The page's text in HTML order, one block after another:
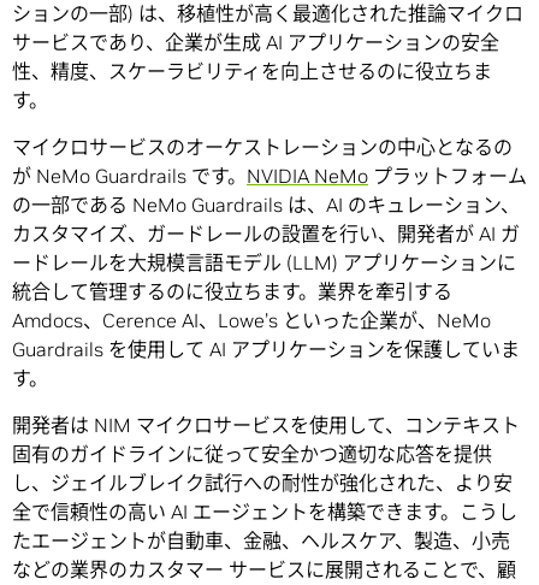
ションの一部) は、移植性が高く最適化された推論マイクロ
サービスであり、企業が生成 AI アプリケーションの安全
性、精度、スケーラビリティを向上させるのに役立ちま
す。
マイクロサービスのオーケストレーションの中心となるの
が NeMo Guardrails です。 NVIDIA NeMo プラットフォーム
の一部である NeMo Guardrails は、AI のキュレーション、
カスタマイズ、ガードレールの設置を行い、開発者が AI ガ
ードレールを大規模言語モデル (LLM) アプリケーションに
統合して管理するのに役立ちます。業界を牽引する
Amdocs、Cerence AI、Lowe’s といった企業が、NeMo
Guardrails を使用して AI アプリケーションを保護していま
す。
開発者は NIM マイクロサービスを使用して、コンテキスト
固有のガイドラインに従って安全かつ適切な応答を提供
し、ジェイルブレイク試行への耐性が強化された、より安
全で信頼性の高い AI エージェントを構築できます。こうし
たエージェントが自動車、金融、ヘルスケア、製造、小売
などの業界のカスタマー サービスに展開されることで、顧